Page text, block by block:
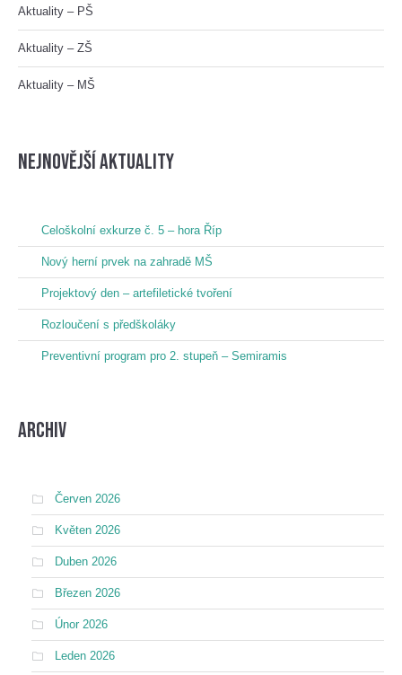
Aktuality – PŠ
Aktuality – ZŠ
Aktuality – MŠ
nejnovější aktuality
Celoškolní exkurze č. 5 – hora Říp
Nový herní prvek na zahradě MŠ
Projektový den – artefiletické tvoření
Rozloučení s předškoláky
Preventivní program pro 2. stupeň – Semiramis
Archiv
Červen 2026
Květen 2026
Duben 2026
Březen 2026
Únor 2026
Leden 2026